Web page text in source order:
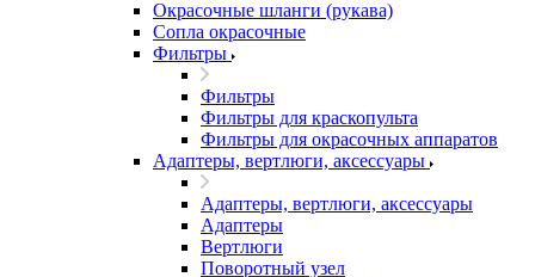
Окрасочные шланги (рукава)
Сопла окрасочные
Фильтры
Фильтры
Фильтры для краскопульта
Фильтры для окрасочных аппаратов
Адаптеры, вертлюги, аксессуары
Адаптеры, вертлюги, аксессуары
Адаптеры
Вертлюги
Поворотный узел